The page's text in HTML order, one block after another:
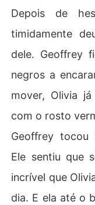
Depois de
timidamente
dele. Geoffrey
negros a
mover, Olivia
com o rosto
Geoffrey tocou
Ele sentiu que
incrível que
dia. E ela até o